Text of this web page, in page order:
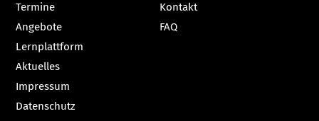
Termine
Angebote
Lernplattform
Aktuelles
Kontakt
FAQ
Impressum
Datenschutz